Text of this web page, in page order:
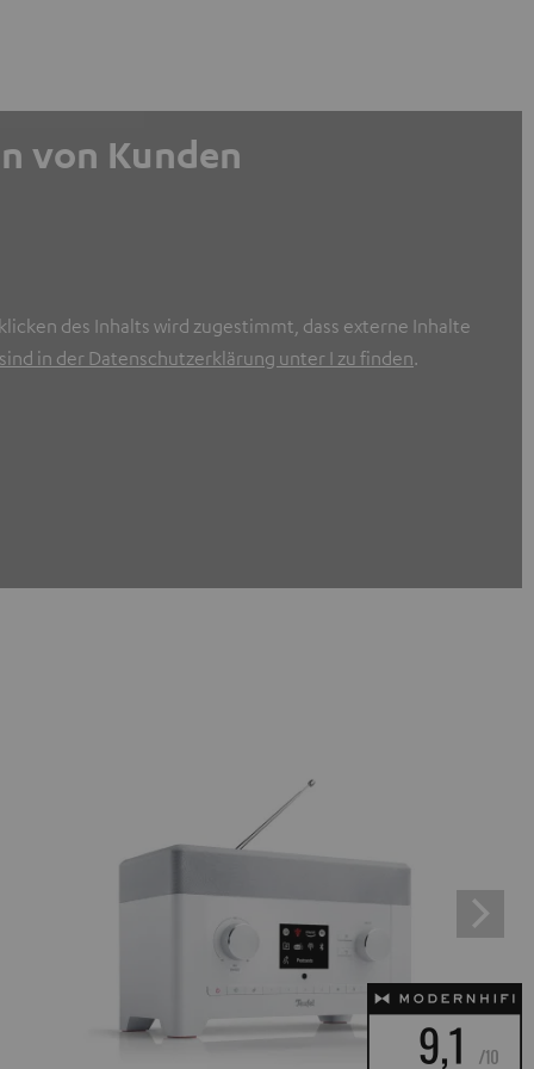
von Kunden
des Inhalts wird zugestimmt, dass externe Inhalte
in der Datenschutzerklärung unter I zu finden.